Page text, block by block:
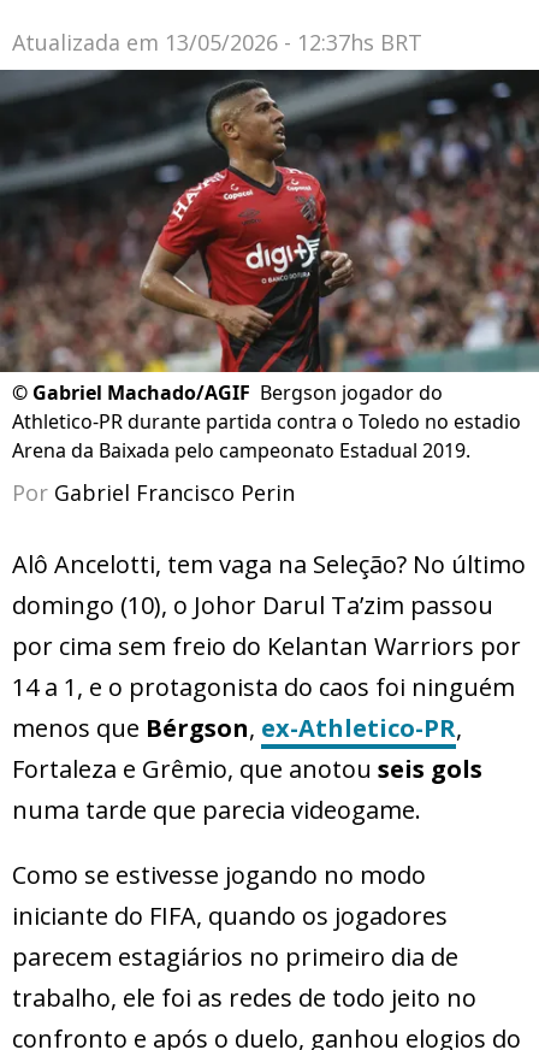
Atualizada em 13/05/2026 - 12:37hs BRT
© Gabriel Machado/AGIF Bergson jogador do
Athletico-PR durante partida contra o Toledo no estadio
Arena da Baixada pelo campeonato Estadual 2019.
Por Gabriel Francisco Perin
Alô Ancelotti, tem vaga na Seleção? No último
domingo (10), o Johor Darul Ta’zim passou
por cima sem freio do Kelantan Warriors por
14 a 1, e o protagonista do caos foi ninguém
menos que Bérgson, ex-Athletico-PR,
Fortaleza e Grêmio, que anotou seis gols
numa tarde que parecia videogame.
Como se estivesse jogando no modo
iniciante do FIFA, quando os jogadores
parecem estagiários no primeiro dia de
trabalho, ele foi as redes de todo jeito no
confronto e após o duelo, ganhou elogios do